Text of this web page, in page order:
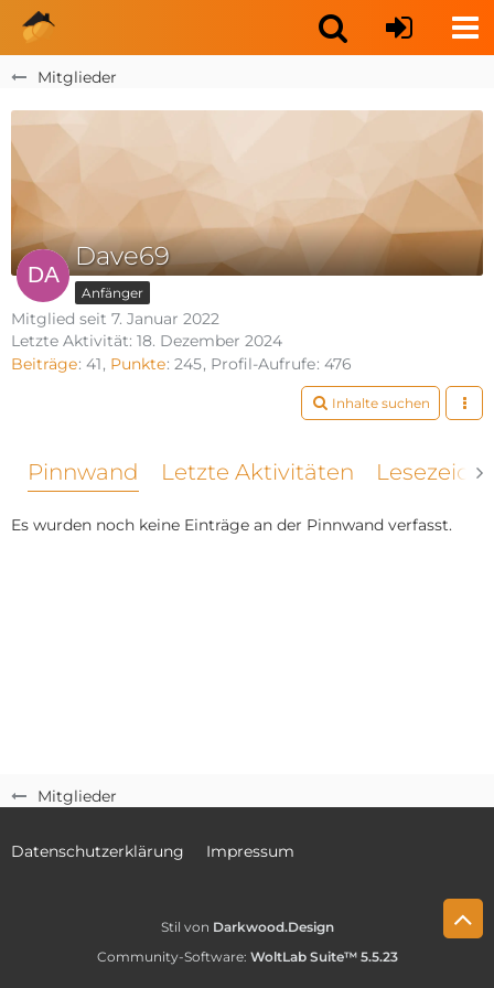
Mitglieder
Mitglieder
Dave69
Anfänger
Mitglied seit 7. Januar 2022
Letzte Aktivität: 18. Dezember 2024
Beiträge 41 Punkte 245 Profil-Aufrufe 476
Inhalte suchen
Pinnwand Letzte Aktivitäten
Es wurden noch keine Einträge an der Pinnwand verfasst.
Datenschutzerklärung Impressum
Stil von Darkwood.Design
Community-Software: WoltLab Suite™ 5.5.23